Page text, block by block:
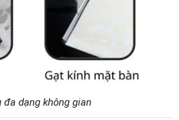
dạng không gian